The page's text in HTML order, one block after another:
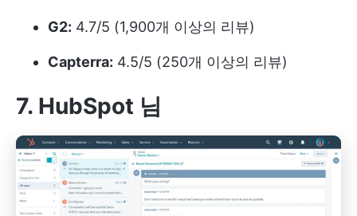
G2: 4.7/5 (1,900개 이상의 리뷰)
Capterra: 4.5/5 (250개 이상의 리뷰)
7. HubSpot 님